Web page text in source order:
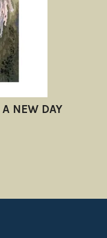
NEW DAY